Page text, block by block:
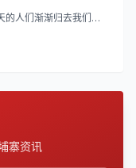
的人们渐渐归去我们的
寨资讯